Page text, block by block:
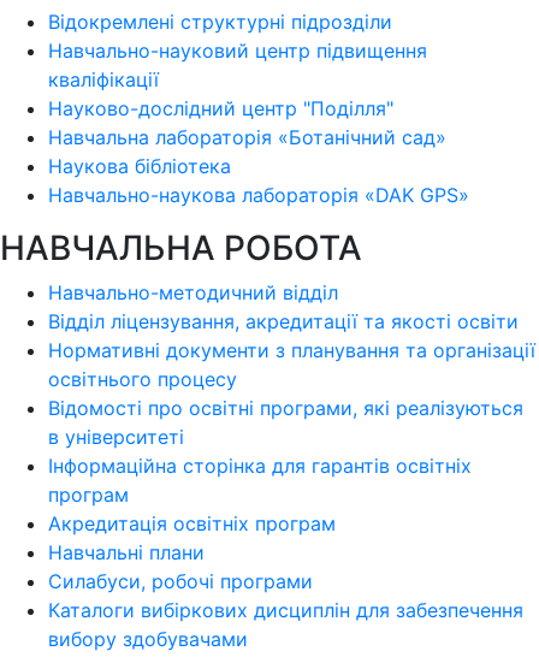
Відокремлені структурні підрозділи
Навчально-науковий центр підвищення
кваліфікації
Науково-дослідний центр "Поділля"
Навчальна лабораторія «Ботанічний сад»
Наукова бібліотека
Навчально-наукова лабораторія «DAK GPS»
НАВЧАЛЬНА РОБОТА
Навчально-методичний відділ
Відділ ліцензування, акредитації та якості освіти
Нормативні документи з планування та організації
освітнього процесу
Відомості про освітні програми, які реалізуються
в університеті
Інформаційна сторінка для гарантів освітніх
програм
Акредитація освітніх програм
Навчальні плани
Силабуси, робочі програми
Каталоги вибіркових дисциплін для забезпечення
вибору здобувачами